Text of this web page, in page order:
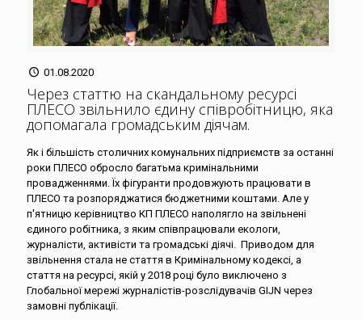
01.08.2020
Через статтю на скандальному ресурсі
ПЛЕСО звільнило єдину співробітницю, яка
допомагала громадським діячам.
Як і більшість столичних комунальних підприємств за останні
роки ПЛЕСО обросло багатьма кримінальними
провадженнями. Їх фігуранти продовжують працювати в
ПЛЕСО та розпоряджатися бюджетними коштами. Але у
п'ятницю керівництво КП ПЛЕСО наполягло на звільнені
єдиного робітника, з яким співпрацювали екологи,
журналісти, активісти та громадські діячі. Приводом для
звільнення стала не стаття в Кримінальному кодексі, а
стаття на ресурсі, якій у 2018 році було виключено з
Глобальної мережі журналістів-розслідувачів GIJN через
замовні публікації.